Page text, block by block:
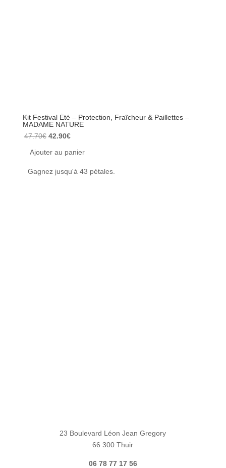
Kit Festival Été – Protection, Fraîcheur & Paillettes –
MADAME NATURE
47.70€ Le
était :
42.90€Le
prix
est :
Ajouter au panier
Gagnez jusqu'à 43 pétales.
23 Boulevard Léon Jean Gregory
66 300 Thuir
06 78 77 17 56